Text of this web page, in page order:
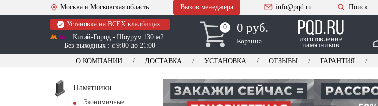
Москва и Московская область Вызов менеджера info@pqd.ru Поиск
Установка на ВСЕХ кладбищах
Китай-Город - Шоурум 130 м2
Без выходных : с 9:00 до 21:00
0
0 0 руб.
Корзина
изготовление
памятников
О КОМПАНИИ ДОСТАВКА УСТАНОВКА ОТЗЫВЫ ГАРАНТИЯ
Памятники
Экономичные